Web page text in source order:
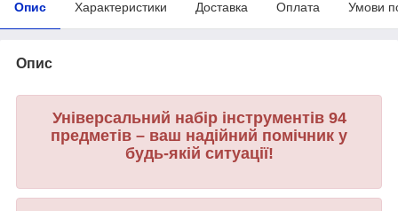
Опис Характеристики Доставка Оплата Умови
Опис
Універсальний набір інструментів 94
предметів – ваш надійний помічник у
будь-якій ситуації!